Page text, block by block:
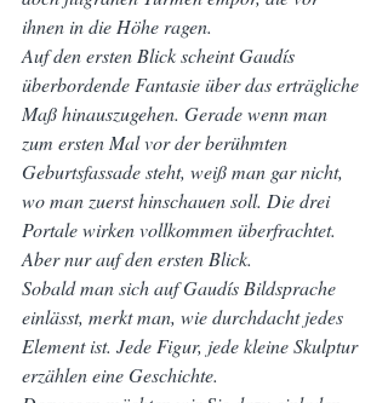
ihnen in die Höhe ragen.
Auf den ersten Blick scheint Gaudís
überbordende Fantasie über das erträgliche
Maß hinauszugehen. Gerade wenn man
zum ersten Mal vor der berühmten
Geburtsfassade steht, weiß man gar nicht,
wo man zuerst hinschauen soll. Die drei
Portale wirken vollkommen überfrachtet.
Aber nur auf den ersten Blick.
Sobald man sich auf Gaudís Bildsprache
einlässt, merkt man, wie durchdacht jedes
Element ist. Jede Figur, jede kleine Skulptur
erzählen eine Geschichte.